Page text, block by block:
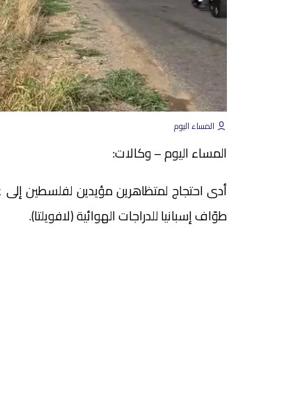
المساء اليوم
المساء اليوم – وكالات:
أدى احتجاج لمتظاهرين مؤيدين لفلسطين إلى
طوّاف إسبانيا للدراجات الهوائية (لافويلتا).